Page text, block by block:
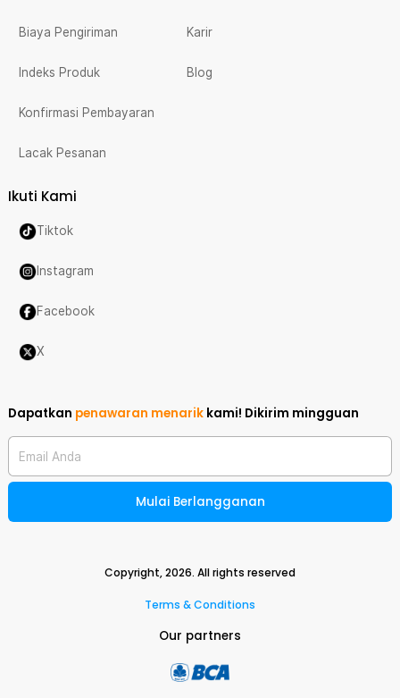
Biaya Pengiriman
Indeks Produk
Konfirmasi Pembayaran
Lacak Pesanan
Karir
Blog
Ikuti Kami
Tiktok
Instagram
Facebook
X
Dapatkan penawaran menarik kami! Dikirim mingguan
Email Anda
Mulai Berlangganan
Copyright,2026. All rights reserved
Terms & Conditions
Our partners